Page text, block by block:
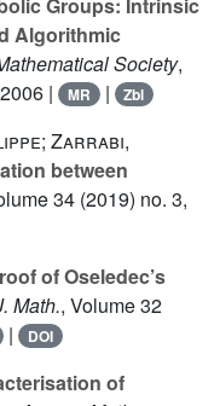
Algorithmic
Society,
| MR | Zbl
Zarrabi,
between
34 (2019) no. 3,
of Oseledec’s
Math., Volume 32
| DOI
of